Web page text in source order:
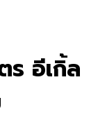
ร อีเกิ้ล